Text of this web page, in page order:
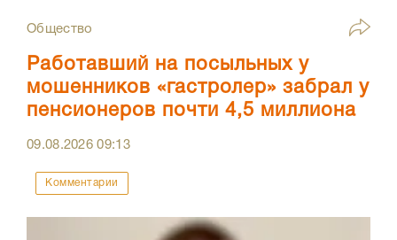
Общество
Работавший на посыльных у
мошенников «гастролер» забрал у
пенсионеров почти 4,5 миллиона
09.08.202609:13
Комментарии